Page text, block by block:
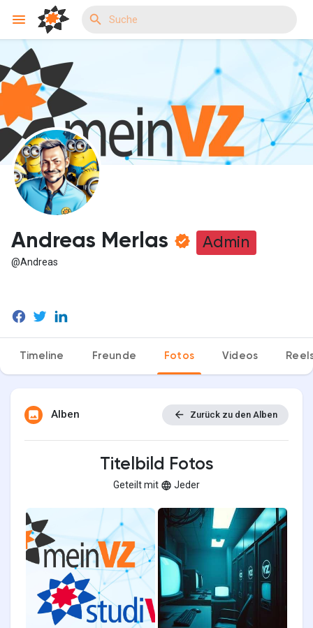
Reels
Entdecken Veranstaltungen
Meine Events
Entdecken Gruppen
Meine Gruppen
Entdecken Seiten
Entwickler
Andreas Merlas Admin
@Andreas
Timeline Freunde Fotos Videos
Alben Zurück zu den Alben
Titelbild Fotos
Geteilt mit Jeder